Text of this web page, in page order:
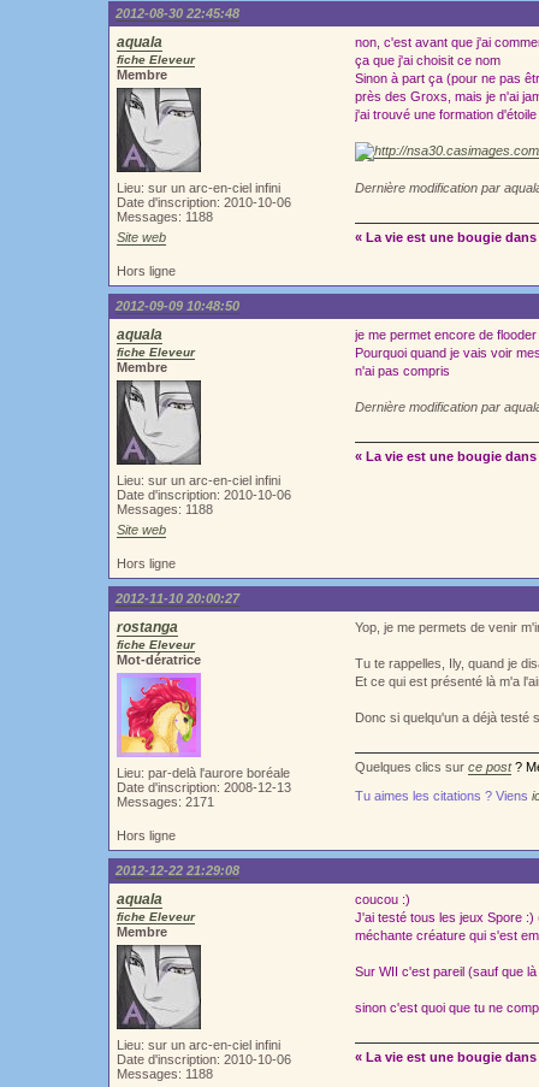
2012-08-30 22:45:48
aquala
fiche Eleveur
Membre
Lieu: sur un arc-en-ciel infini
Date d'inscription: 2010-10-06
Messages: 1188
Site web
non, c'est avant que j'ai
ça que j'ai choisit ce nom
Sinon à part ça (pour ne pas
près des Groxs, mais je n'ai
j'ai trouvé une formation
Dernière modification par
« La vie est une bougie dans
Hors ligne
2012-09-09 10:48:50
aquala
fiche Eleveur
Membre
Lieu: sur un arc-en-ciel infini
Date d'inscription: 2010-10-06
Messages: 1188
Site web
je me permet encore de
Pourquoi quand je vais voir
n'ai pas compris
Dernière modification par
« La vie est une bougie dans
Hors ligne
2012-11-10 20:00:27
rostanga
fiche Eleveur
Mot-dératrice
Lieu: par-delà l'aurore boréale
Date d'inscription: 2008-12-13
Messages: 2171
Yop, je me permets de venir
Tu te rappelles, Ily, quand je
Et ce qui est présenté là m'a
Donc si quelqu'un a déjà testé
Quelques clics sur ce post ?
Tu aimes les citations ? Viens
Hors ligne
2012-12-22 21:29:08
aquala
fiche Eleveur
Membre
Lieu: sur un arc-en-ciel infini
Date d'inscription: 2010-10-06
Messages: 1188
coucou :)
J'ai testé tous les jeux Spore
méchante créature qui s'est
Sur WII c'est pareil (sauf que
sinon c'est quoi que tu ne
« La vie est une bougie dans